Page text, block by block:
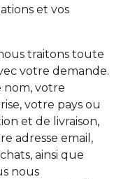
et vos
traitons toute
votre demande.
nom, votre
votre pays ou
et de livraison,
adresse email,
ainsi que
nous